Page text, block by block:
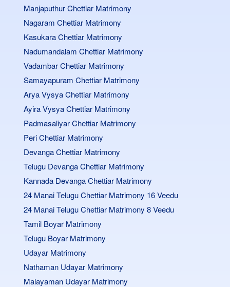
Manjaputhur Chettiar Matrimony
Nagaram Chettiar Matrimony
Kasukara Chettiar Matrimony
Nadumandalam Chettiar Matrimony
Vadambar Chettiar Matrimony
Samayapuram Chettiar Matrimony
Arya Vysya Chettiar Matrimony
Ayira Vysya Chettiar Matrimony
Padmasaliyar Chettiar Matrimony
Peri Chettiar Matrimony
Devanga Chettiar Matrimony
Telugu Devanga Chettiar Matrimony
Kannada Devanga Chettiar Matrimony
24 Manai Telugu Chettiar Matrimony 16 Veedu
24 Manai Telugu Chettiar Matrimony 8 Veedu
Tamil Boyar Matrimony
Telugu Boyar Matrimony
Udayar Matrimony
Nathaman Udayar Matrimony
Malayaman Udayar Matrimony